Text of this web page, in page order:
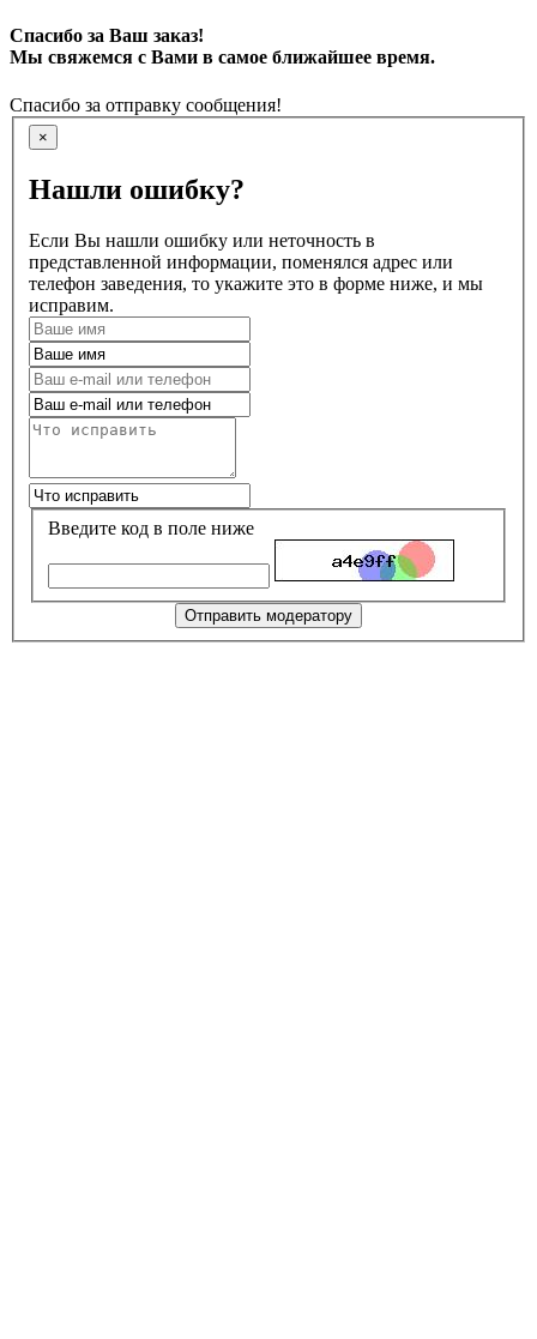
Спасибо за Ваш заказ!
Мы свяжемся с Вами в самое ближайшее время.
Спасибо за отправку сообщения!
×
Нашли ошибку?
Если Вы нашли ошибку или неточность в
представленной информации, поменялся адрес или
телефон заведения, то укажите это в форме ниже, и мы
исправим.
Введите код в поле ниже
Отправить модератору